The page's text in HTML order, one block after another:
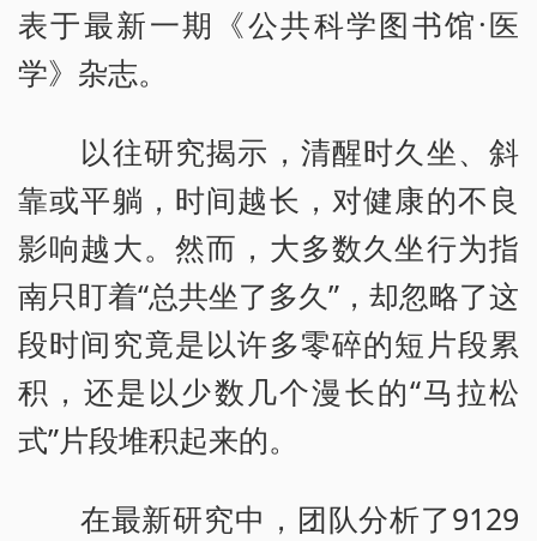
表于最新一期《公共科学图书馆·医
学》杂志。
以往研究揭示，清醒时久坐、斜
靠或平躺，时间越长，对健康的不良
影响越大。然而，大多数久坐行为指
南只盯着“总共坐了多久”，却忽略了这
段时间究竟是以许多零碎的短片段累
积，还是以少数几个漫长的“马拉松
式”片段堆积起来的。
在最新研究中，团队分析了9129